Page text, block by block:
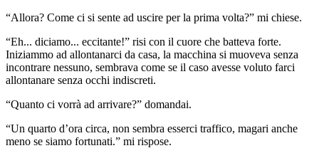
“Allora? Come ci si sente ad uscire per la prima volta?” mi chiese.
“Eh... diciamo... eccitante!” risi con il cuore che batteva forte.
Iniziammo ad allontanarci da casa, la macchina si muoveva senza
incontrare nessuno, sembrava come se il caso avesse voluto farci
allontanare senza occhi indiscreti.
“Quanto ci vorrà ad arrivare?” domandai.
“Un quarto d’ora circa, non sembra esserci traffico, magari anche
meno se siamo fortunati.” mi rispose.